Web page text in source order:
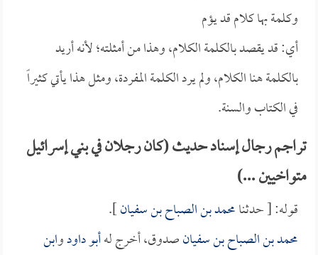
وكلمة بها كلام قد يؤم
أي: قد يقصد بالكلمة الكلام، وهذا من أمثلته؛ لأنه أريد
بالكلمة هنا الكلام، ولم يرد الكلمة المفردة، ومثل هذا يأتي كثيراً
في الكتاب والسنة.
تراجم رجال إسناد حديث (كان رجلان في بني إسرائيل
متواخيين ...)
قوله: [ حدثنامحمد بن الصباح بن سفيان].
محمد بن الصباح بن سفيانصدوق، أخرج لهأبو داودوابن